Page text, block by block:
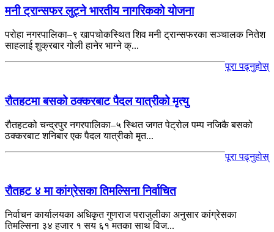
मनी ट्रान्सफर लुट्ने भारतीय नागरिकको योजना
परोहा नगरपालिका–९ खापचोकस्थित शिव मनी ट्रान्सफरका सञ्चालक नितेश
साहलाई शुक्रबार गोली हानेर भाग्ने क्...
पूरा पढ्नुहोस्
रौतहटमा बसको ठक्करबाट पैदल यात्रीको मृत्यु
रौतहटको चन्द्रपुर नगरपालिका–५ स्थित जगत पेट्रोल पम्प नजिकै बसको
ठक्करबाट शनिबार एक पैदल यात्रीको मृत...
पूरा पढ्नुहोस्
रौतहट ४ मा कांग्रेसका तिमल्सिना निर्वाचित
निर्वाचन कार्यालयका अधिकृत गुणराज पराजुलीका अनुसार कांग्रेसका
तिमल्सिना ३४ हजार १ सय ६१ मतका साथ विज...